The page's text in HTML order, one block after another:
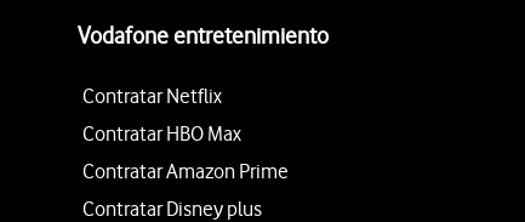
Vodafone entretenimiento
Contratar Netflix
Contratar HBO Max
Contratar Amazon Prime
Contratar Disney plus